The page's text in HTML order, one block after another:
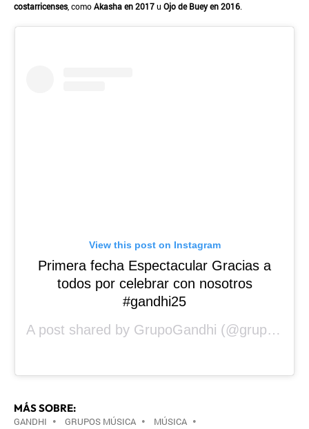
costarricenses, comoAkasha en 2017u Ojo de Buey en 2016.
View this post on Instagram
Primera fecha Espectacular Gracias a
todos por celebrar con nosotros
#gandhi25
A post shared by GrupoGandhi (@grupo_gandhi) on
MÁS SOBRE:
GANDHI • GRUPOS MÚSICA • MÚSICA •